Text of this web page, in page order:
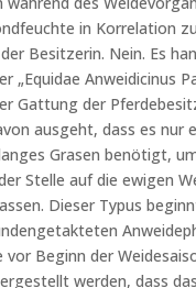
in Korrelation
Besitzerin. Nein. Es
„Equidae Anweidicinus
Gattung der
ausgeht, dass es nur
Grasen benötigt,
Stelle auf die ewigen
Dieser Typus
vor Beginn der
werden, dass